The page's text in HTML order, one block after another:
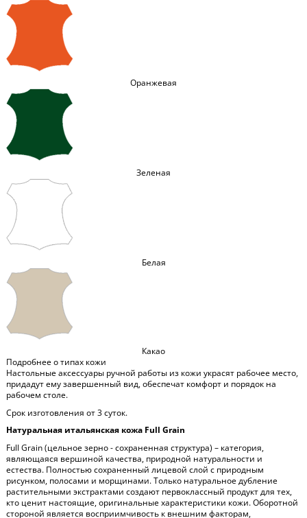
Оранжевая
Зеленая
Белая
Какао
Подробнее о типах кожи
Настольные аксессуары ручной работы из кожи украсят рабочее место,
придадут ему завершенный вид, обеспечат комфорт и порядок на
рабочем столе.
Срок изготовления от 3 суток.
Натуральная итальянская кожа Full Grain
Full Grain (цельное зерно - сохраненная структура) – категория,
являющаяся вершиной качества, природной натуральности и
естества. Полностью сохраненный лицевой слой с природным
рисунком, полосами и морщинами. Только натуральное дубление
растительными экстрактами создают первоклассный продукт для тех,
кто ценит настоящие, оригинальные характеристики кожи. Оборотной
стороной является восприимчивость к внешним факторам,